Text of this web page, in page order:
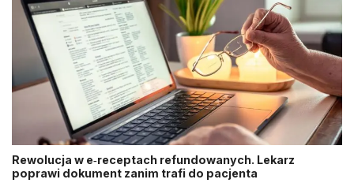
Rewolucja w e‑receptach refundowanych. Lekarz
poprawi dokument zanim trafi do pacjenta